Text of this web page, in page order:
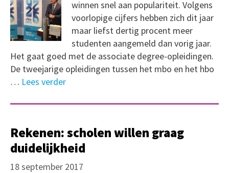
winnen snel aan populariteit. Volgens
voorlopige cijfers hebben zich dit jaar
maar liefst dertig procent meer
studenten aangemeld dan vorig jaar.
Het gaat goed met de associate degree-opleidingen.
De tweejarige opleidingen tussen het mbo en het hbo
… Lees verder
Rekenen: scholen willen graag
duidelijkheid
18 september 2017